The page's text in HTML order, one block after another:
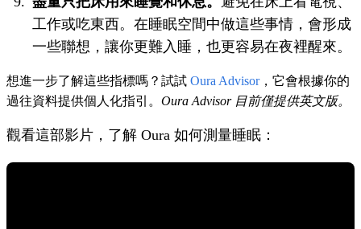
工作或吃東西。在睡眠空間中做這些事情，會形成
一些聯想，讓你更難入睡，也更容易在夜裡醒來。
想進一步了解這些指標嗎？試試 Oura Advisor，它會根據你的
過往資料提供個人化指引。 Oura Advisor 目前僅提供英文版。
觀看這部影片，了解 Oura 如何測量睡眠：